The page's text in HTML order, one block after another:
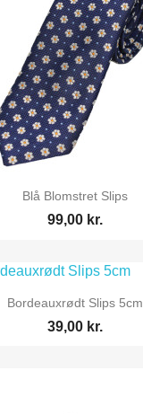
Blå Blomstret Slips
99,00 kr.
Bordeauxrødt Slips 5cm
39,00 kr.